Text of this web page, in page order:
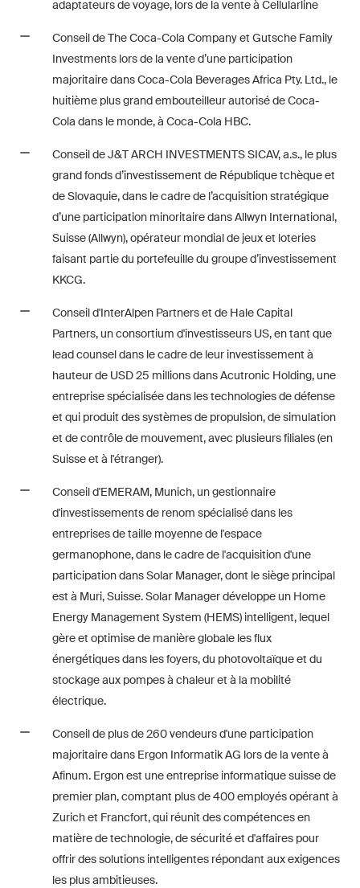
adaptateurs de voyage, lors de la vente à Cellularline
Conseil de The Coca-Cola Company et Gutsche Family
Investments lors de la vente d’une participation
majoritaire dans Coca-Cola Beverages Africa Pty. Ltd., le
huitième plus grand embouteilleur autorisé de Coca-
Cola dans le monde, à Coca-Cola HBC.
Conseil de J&T ARCH INVESTMENTS SICAV, a.s., le plus
grand fonds d’investissement de République tchèque et
de Slovaquie, dans le cadre de l’acquisition stratégique
d’une participation minoritaire dans Allwyn International,
Suisse (Allwyn), opérateur mondial de jeux et loteries
faisant partie du portefeuille du groupe d’investissement
KKCG.
Conseil d'InterAlpen Partners et de Hale Capital
Partners, un consortium d'investisseurs US, en tant que
lead counsel dans le cadre de leur investissement à
hauteur de USD 25 millions dans Acutronic Holding, une
entreprise spécialisée dans les technologies de défense
et qui produit des systèmes de propulsion, de simulation
et de contrôle de mouvement, avec plusieurs filiales (en
Suisse et à l'étranger).
Conseil d'EMERAM, Munich, un gestionnaire
d'investissements de renom spécialisé dans les
entreprises de taille moyenne de l'espace
germanophone, dans le cadre de l'acquisition d'une
participation dans Solar Manager, dont le siège principal
est à Muri, Suisse. Solar Manager développe un Home
Energy Management System (HEMS) intelligent, lequel
gère et optimise de manière globale les flux
énergétiques dans les foyers, du photovoltaïque et du
stockage aux pompes à chaleur et à la mobilité
électrique.
Conseil de plus de 260 vendeurs d'une participation
majoritaire dans Ergon Informatik AG lors de la vente à
Afinum. Ergon est une entreprise informatique suisse de
premier plan, comptant plus de 400 employés opérant à
Zurich et Francfort, qui réunit des compétences en
matière de technologie, de sécurité et d'affaires pour
offrir des solutions intelligentes répondant aux exigences
les plus ambitieuses.
Courriel mensuel contenant les
dernières mises à jour et les
résumés de la jurisprudence
du Tribunal fédéral suisse en
matière d'arbitrage.
Construction Insights
Des aperçus réguliers des
tendances suisses et
internationales et des
développements juridiques
dans le secteur de la
construction.
Des aperçus et mises à jour
réguliers sur les
développements clés dans
l'environnement en évolution
rapide des litiges
environnementaux, sociaux et
de gouvernance d'entreprise.
The M&A Perspective
Une mise à jour régulière d'un
point de vue unique en matière
de fusions et acquisitions sur
les changements juridiques,
les développements
économiques et les tendances
sociétales en Suisse.